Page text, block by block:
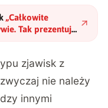
„Całkowite
Tak prezentują
"?
zjawisk z
nie należy
innymi